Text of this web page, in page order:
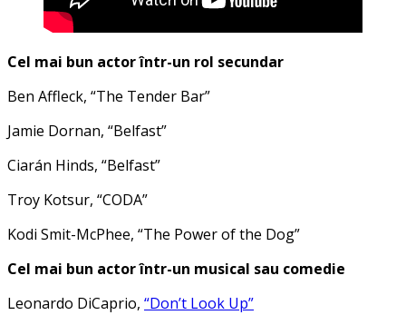
Cel mai bun actor într-un rol secundar
Ben Affleck, “The Tender Bar”
Jamie Dornan, “Belfast”
Ciarán Hinds, “Belfast”
Troy Kotsur, “CODA”
Kodi Smit-McPhee, “The Power of the Dog”
Cel mai bun actor într-un musical sau comedie
Leonardo DiCaprio, “Don’t Look Up”